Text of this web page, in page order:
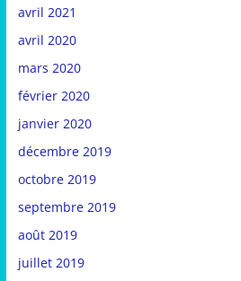
avril 2021
avril 2020
mars 2020
février 2020
janvier 2020
décembre 2019
octobre 2019
septembre 2019
août 2019
juillet 2019